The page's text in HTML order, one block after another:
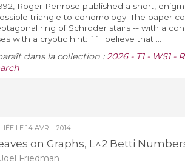
Roger Penrose published a short,
triangle to cohomology. The paper
ring of Schroder stairs -- with a
with a cryptic hint: ``I believe that ...
dans la collection :2026 - T1 - WS1 -
LE 14 AVRIL 2014
on Graphs, L^2 Betti
Friedman